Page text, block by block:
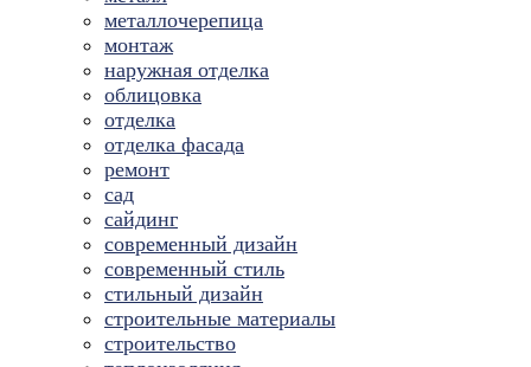
металлочерепица
монтаж
наружная отделка
облицовка
отделка
отделка фасада
ремонт
сад
сайдинг
современный дизайн
современный стиль
стильный дизайн
строительные материалы
строительство